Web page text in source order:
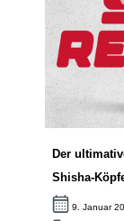
Der
Shisha-
9. Januar